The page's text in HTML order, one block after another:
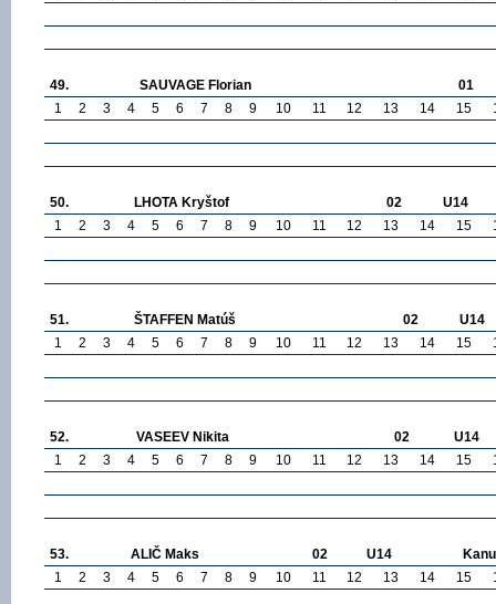
49. SAUVAGE Florian
01
1
2 3 4 5 6 7 8 9 10 11 12 13 14 15
50. LHOTA Kryštof 02
U14
1
2 3 4 5 6 7 8 9 10 11 12 13 14 15
51. ŠTAFFEN Matúš 02
U14
1
2 3 4 5 6 7 8 9 10 11 12 13 14 15
52. VASEEV Nikita 02
U14
1
2 3 4 5 6 7 8 9 10 11 12 13 14 15
53. ALIČ Maks 02 U14
1
2 3 4 5 6 7 8 9 10 11 12 13 14 15